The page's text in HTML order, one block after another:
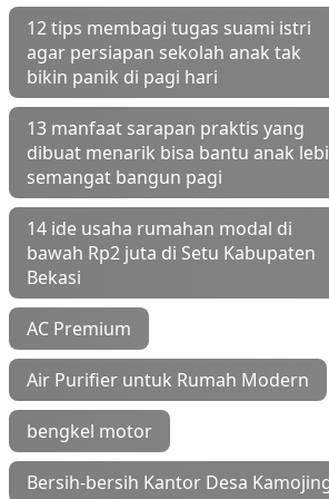
12 tips membagi tugas suami istri
agar persiapan sekolah anak tak
bikin panik di pagi hari
13 manfaat sarapan praktis yang
dibuat menarik bisa bantu anak
semangat bangun pagi
14 ide usaha rumahan modal di
bawah Rp2 juta di Setu Kabupaten
Bekasi
AC Premium
Air Purifier untuk Rumah Modern
bengkel motor
Bersih-bersih Kantor Desa